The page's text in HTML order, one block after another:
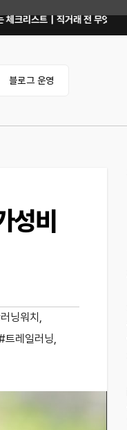
무엇을 확인해야 할까?
블로그 운영
비
닝워치 ,
트레일러닝,